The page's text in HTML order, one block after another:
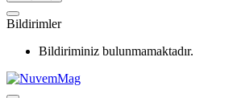
Bildirimler
Bildiriminiz bulunmamaktadır.